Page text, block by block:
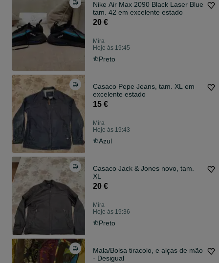
Nike Air Max 2090 Black Laser Blue
tam. 42 em excelente estado
20 €
Mira
Hoje às 19:45
Preto
Casaco Pepe Jeans, tam. XL em
excelente estado
15 €
Mira
Hoje às 19:43
Azul
Casaco Jack & Jones novo, tam.
XL
20 €
Mira
Hoje às 19:36
Preto
Mala/Bolsa tiracolo, e alças de mão
- Desigual